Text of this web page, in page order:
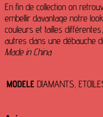
En fin de collection on
embellir davantage notre
couleurs et tailles
autres dans une débauche
Made in China
MODELE DIAMANTS,